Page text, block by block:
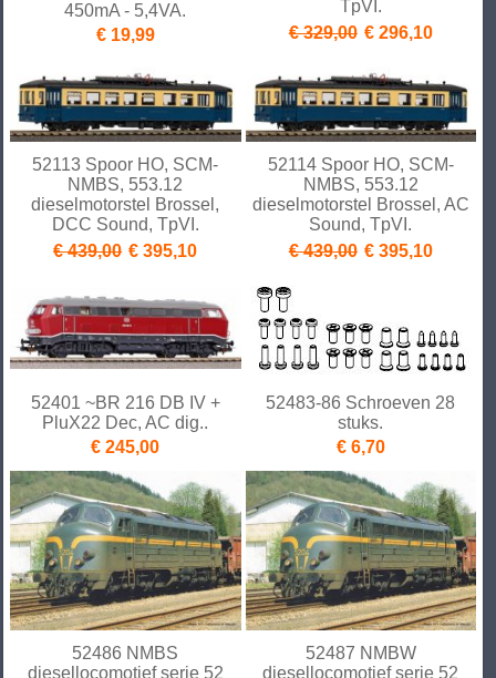
450mA - 5,4VA.
€ 19,99
TpVI.
€ 329,00 € 296,10
52113 Spoor HO, SCM-
NMBS, 553.12
dieselmotorstel Brossel,
DCC Sound, TpVI.
€ 439,00 € 395,10
52114 Spoor HO, SCM-
NMBS, 553.12
dieselmotorstel Brossel, AC
Sound, TpVI.
€ 439,00 € 395,10
52401 ~BR 216 DB IV +
PluX22 Dec, AC dig..
€ 245,00
52483-86 Schroeven 28
stuks.
€ 6,70
52486 NMBS
diesellocomotief serie 52
52487 NMBW
diesellocomotief serie 52